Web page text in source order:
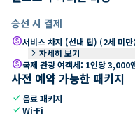
승선 시 결제
paid서비스 차지 (선내 팁) (2세 미만
keyboard_arrow_right 자세히 보기
paid국제 관광 여객세: 1인당 3,000
사전 예약 가능한 패키지
check 음료 패키지
checkWi-Fi